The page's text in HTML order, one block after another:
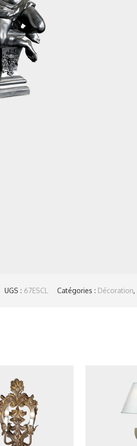
UGS : 67ESCL Catégories : Décoration,